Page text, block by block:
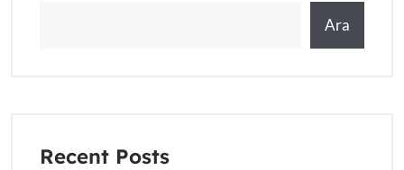
Ara
Recent Posts